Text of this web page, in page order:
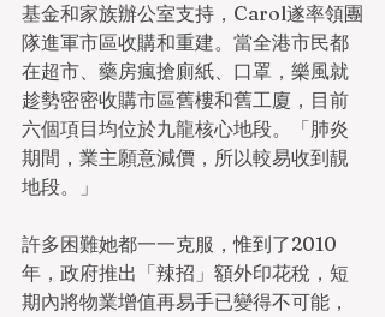
基金和家族辦公室支持，Carol遂率領團
隊進軍市區收購和重建。當全港市民都
在超市、藥房瘋搶廁紙、口罩，樂風就
趁勢密密收購市區舊樓和舊工廈，目前
六個項目均位於九龍核心地段。「肺炎
期間，業主願意減價，所以較易收到靚
地段。」
許多困難她都一一克服，惟到了2010
年，政府推出「辣招」額外印花稅，短
期內將物業增值再易手已變得不可能，